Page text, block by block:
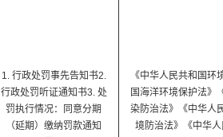
1. 行政处罚事先告知书2.
行政处罚听证通知书3. 处
罚执行情况：同意分期
（延期）缴纳罚款通知
《中华人民共和国
国海洋环境保护法》
染防治法》《中华人
境防治法》《中华